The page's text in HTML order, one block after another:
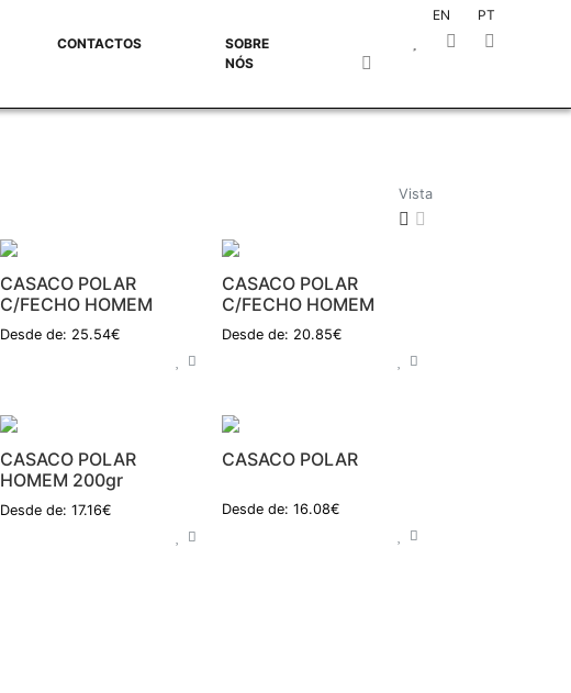
EN
PT
CONTACTOS
SOBRE
NÓS
Vista
CASACO POLAR
C/FECHO HOMEM
Desde de: 25.54€
CASACO POLAR
C/FECHO HOMEM
Desde de: 20.85€
CASACO POLAR
HOMEM 200gr
Desde de: 17.16€
CASACO POLAR
Desde de: 16.08€